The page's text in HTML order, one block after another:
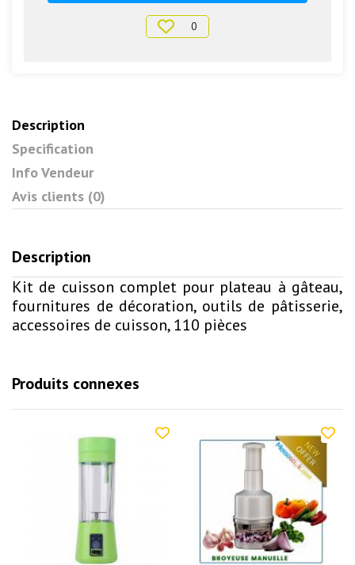
0
Description
Specification
Info Vendeur
Avis clients (0)
Description
Kit de cuisson complet pour plateau à gâteau,
fournitures de décoration, outils de pâtisserie,
accessoires de cuisson, 110 pièces
Produits connexes